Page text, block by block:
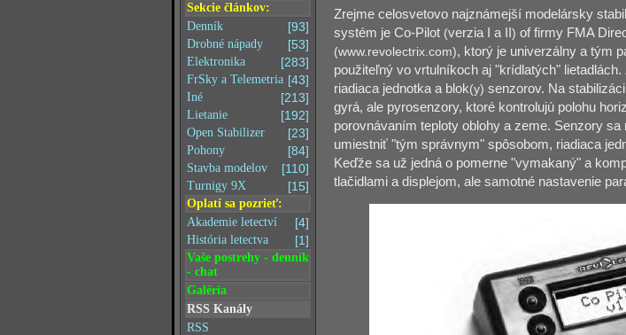
Sekcie článkov:
[93]
Denník
[53]
Drobné nápady
[283]
Elektronika
[43]
FrSky a Telemetria
[213]
Iné
[192]
Lietanie
[23]
Open Stabilizer
[84]
Pohony
[110]
Stavba modelov
[15]
Turnigy 9X
Oplatí sa pozrieť:
[4]
Akademie letectví
[1]
História letectva
Vaše postrehy - denník
- chat
Galéria
RSS Kanály
RSS
Zrejme celosvetovo najznámejší modelársky
systém je Co-Pilot (verzia I a II ) of firmy FMA
(www.revolectrix.com), ktorý je univerzálny a tým
použiteľný vo vrtulníkoch aj "krídlatých" lietadlách.
riadiaca jednotka a blok(y) senzorov. Na
gyrá, ale pyrosenzory, ktoré kontrolujú polohu
porovnávaním teploty oblohy a zeme. Senzory sa
umiestniť "tým správnym" spôsobom, riadiaca
Keďže sa už jedná o pomerne "vymakaný" a
tlačidlami a displejom, ale samotné nastavenie